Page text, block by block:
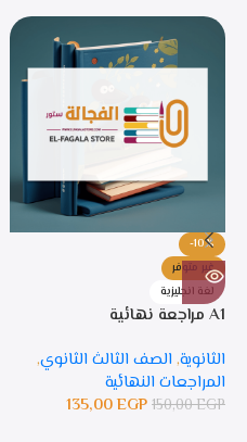
-10%
غير متوفر
لغة انجليزية
A1 مراجعة نهائية
الثانوية, الصف الثالث الثانوي,
المراجعات النهائية
150,00EGP
135,00EGP